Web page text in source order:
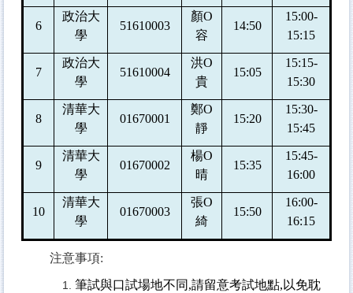
6
政治大
學
51610003
顏O
容
14:50
15:00-
15:15
7
政治大
學
51610004
洪O
貴
15:05
15:15-
15:30
8
清華大
學
01670001
鄭O
靜
15:20
15:30-
15:45
9
清華大
學
01670002
楊O
晴
15:35
15:45-
16:00
10
清華大
學
01670003
張O
綺
15:50
16:00-
16:15
注意事項:
筆試與口試場地不同,請留意考試地點,以免耽